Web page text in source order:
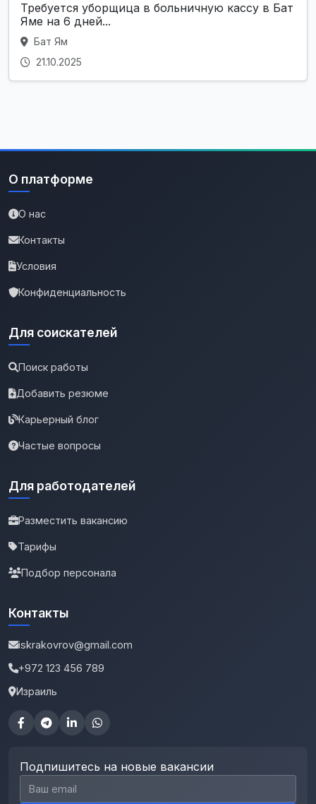
Требуется уборщица в больничную кассу в Бат
Яме на 6 дней...
Бат Ям
21.10.2025
О платформе
О нас
Контакты
Условия
Конфиденциальность
Для соискателей
Поиск работы
Добавить резюме
Карьерный блог
Частые вопросы
Для работодателей
Разместить вакансию
Тарифы
Подбор персонала
Контакты
iskrakovrov@gmail.com
+972 123 456 789
Израиль
Подпишитесь на новые вакансии
Email для подписки